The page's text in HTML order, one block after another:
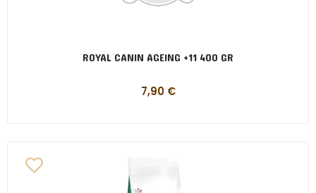
ROYAL CANIN AGEING +11 400 GR
7,90 €